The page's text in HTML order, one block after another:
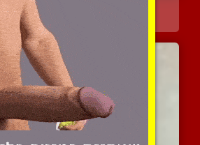
תמיד כיף עם סמנתה
| 16 המלצות